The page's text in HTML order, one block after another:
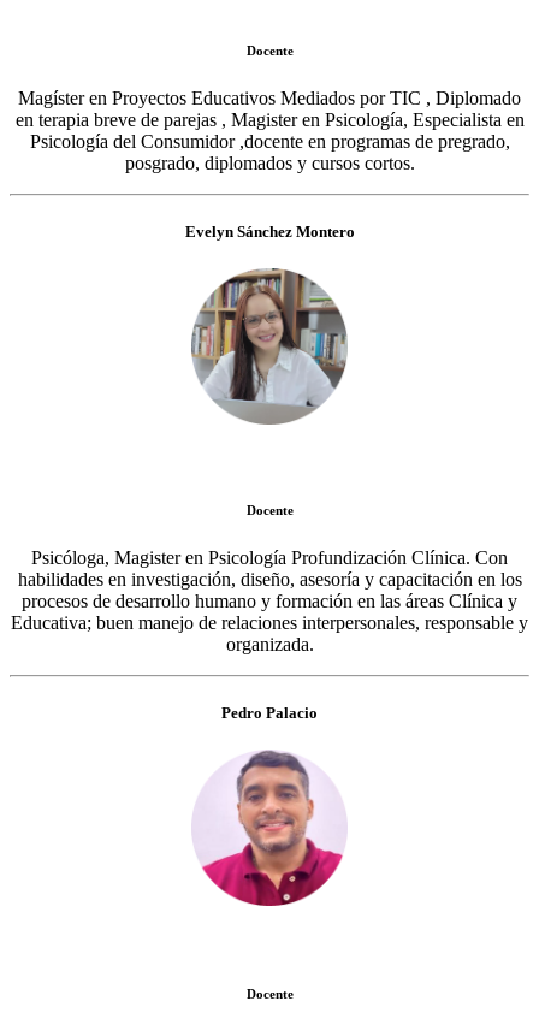
Docente
Magíster en Proyectos Educativos Mediados por TIC , Diplomado
en terapia breve de parejas , Magister en Psicología, Especialista en
Psicología del Consumidor ,docente en programas de pregrado,
posgrado, diplomados y cursos cortos.
Evelyn Sánchez Montero
Docente
Psicóloga, Magister en Psicología Profundización Clínica. Con
habilidades en investigación, diseño, asesoría y capacitación en los
procesos de desarrollo humano y formación en las áreas Clínica y
Educativa; buen manejo de relaciones interpersonales, responsable y
organizada.
Pedro Palacio
Docente